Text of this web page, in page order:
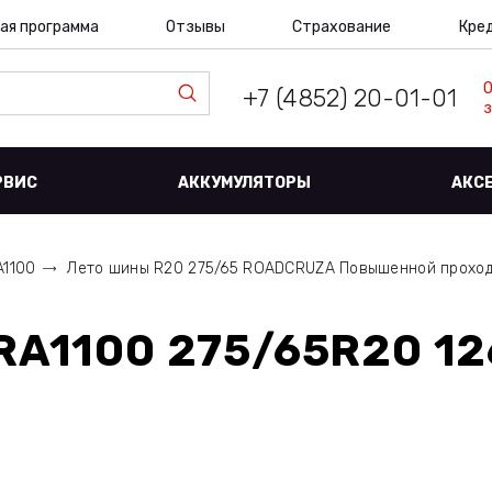
программа Отзывы Страхование
+7 (4852) 20-01-01
АККУМУЛЯТОРЫ
Лето шины R20 275/65 ROADCRUZA Повышенной
275/65R20